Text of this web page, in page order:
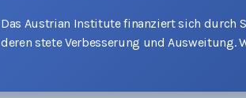
Das Austrian Institute finanziert sich durch
deren stete Verbesserung und Ausweitung.